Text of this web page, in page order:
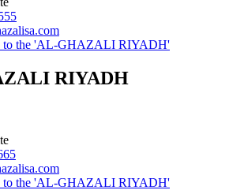
to the 'AL-GHAZALI RIYADH'
RIYADH
to the 'AL-GHAZALI RIYADH'